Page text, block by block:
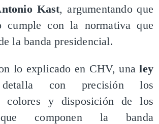
Kast, argumentando que
cumple con la normativa que
la banda presidencial.
lo explicado en CHV, unaley
con precisión los
colores y disposición de los
que componen la banda